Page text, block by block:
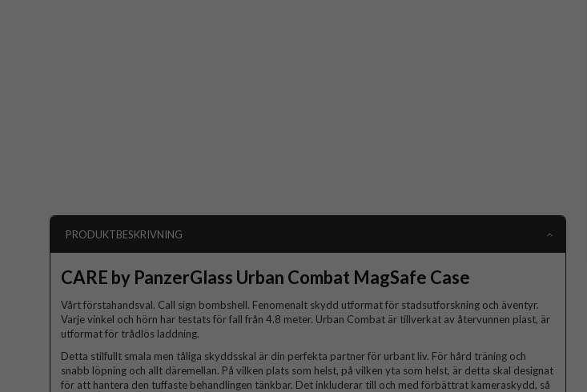
PRODUKTBESKRIVNING
CARE by PanzerGlass Urban Combat MagSafe Case
Vårt förstahandsval. Call sign bombshell. Fenomenalt skydd utformat för stadsutforskning och äventyr.
Varje vinkel och hörn har testats för fall från 4.8 meter. Urban Combat är tillverkat av återvunnen plast, är
utformat för trådlös laddning.
Detta stilfullt smala men tåliga skyddsskal är din perfekta partner för urbant liv. För hård träning och
snabb löpning och allt däremellan. På vilken plats som helst, på vilken yta som helst, är detta skal designat
för att hantera den tuffaste behandlingen tänkbar. Det inkluderar till och med förbättrat kameraskydd, så